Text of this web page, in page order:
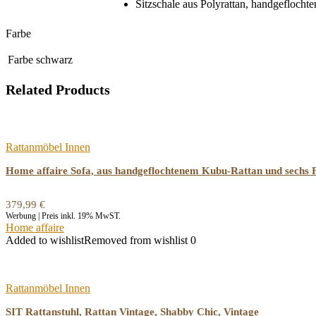
Sitzschale aus Polyrattan,
Farbe
Farbe schwarz
Related Products
Rattanmöbel Innen
Home affaire Sofa, aus handgeflochtenem Kubu-Rattan und sechs
379,99 €
Werbung | Preis inkl. 19% MwST.
Home affaire
Added to wishlistRemoved from wishlist 0
Rattanmöbel Innen
SIT Rattanstuhl, Rattan Vintage, Shabby Chic, Vintage